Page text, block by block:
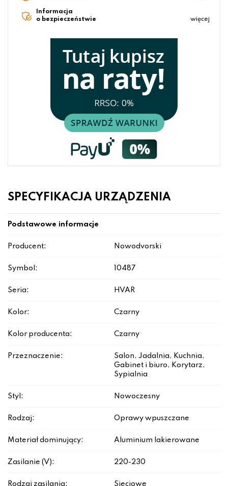
Informacja
o bezpieczeństwie
więcej
SPECYFIKACJA URZĄDZENIA
Podstawowe informacje
Producent: Nowodvorski
Symbol: 10487
Seria: HVAR
Kolor: Czarny
Kolor producenta: Czarny
Przeznaczenie:
Salon, Jadalnia, Kuchnia,
Gabinet i biuro, Korytarz,
Sypialnia
Styl: Nowoczesny
Rodzaj: Oprawy wpuszczane
Materiał dominujący: Aluminium lakierowane
Zasilanie (V): 220-230
Rodzaj zasilania: Sieciowe